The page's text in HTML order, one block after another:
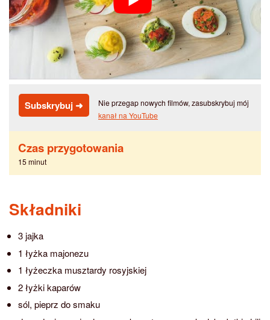
Subskrybuj ➜
Nie przegap nowych filmów, zasubskrybuj mój
kanał na YouTube
Czas przygotowania
15 minut
Składniki
3 jajka
1 łyżka majonezu
1 łyżeczka musztardy rosyjskiej
2 łyżki kaparów
sól, pieprz do smaku